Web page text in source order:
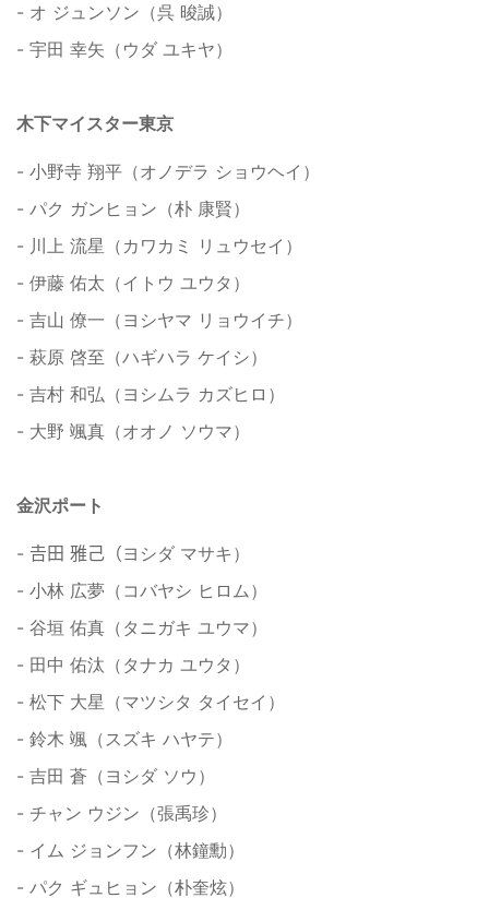
- オ ジュンソン（呉 晙誠）
- 宇田 幸矢（ウダ ユキヤ）
木下マイスター東京
- 小野寺 翔平（オノデラ ショウヘイ）
- パク ガンヒョン（朴 康賢）
- 川上 流星（カワカミ リュウセイ）
- 伊藤 佑太（イトウ ユウタ）
- 吉山 僚一（ヨシヤマ リョウイチ）
- 萩原 啓至（ハギハラ ケイシ）
- 吉村 和弘（ヨシムラ カズヒロ）
- 大野 颯真（オオノ ソウマ）
金沢ポート
- 𠮷田 雅己（ヨシダ マサキ）
- 小林 広夢（コバヤシ ヒロム）
- 谷垣 佑真（タニガキ ユウマ）
- 田中 佑汰（タナカ ユウタ）
- 松下 大星（マツシタ タイセイ）
- 鈴木 颯（スズキ ハヤテ）
- 吉田 蒼（ヨシダ ソウ）
- チャン ウジン（張禹珍）
- イム ジョンフン（林鐘勳）
- パク ギュヒョン（朴奎炫）